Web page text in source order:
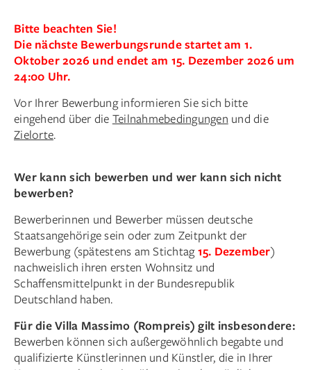
Bitte beachten Sie!
Die nächste Bewerbungsrunde startet am 1.
Oktober 2026 und endet am 15. Dezember 2026 um
24:00 Uhr.
Vor Ihrer Bewerbung informieren Sie sich bitte
eingehend über die Teilnahmebedingungen und die
Zielorte.
Wer kann sich bewerben und wer kann sich nicht
bewerben?
Bewerberinnen und Bewerber müssen deutsche
Staatsangehörige sein oder zum Zeitpunkt der
Bewerbung (spätestens am Stichtag15. Dezember)
nachweislich ihren ersten Wohnsitz und
Schaffensmittelpunkt in der Bundesrepublik
Deutschland haben.
Für die Villa Massimo (Rompreis) gilt insbesondere:
Bewerben können sich außergewöhnlich begabte und
qualifizierte Künstlerinnen und Künstler, die in Ihrer